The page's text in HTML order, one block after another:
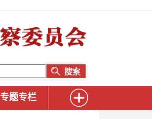
专题专栏